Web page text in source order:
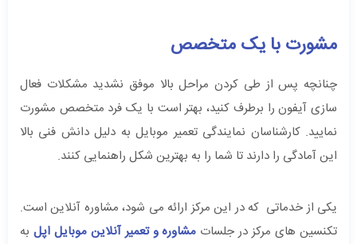
مشورت با یک متخصص
چنانچه پس از طی کردن مراحل بالا موفق نشدید مشکلات فعال
سازی آیفون‌ را برطرف کنید، بهتر است با یک فرد متخصص مشورت
نمایید. کارشناسان نمایندگی تعمیر موبایل به دلیل دانش فنی بالا
این آمادگی را دارند تا شما را به بهترین شکل راهنمایی کنند.
یکی از خدماتی که در این مرکز ارائه می شود، مشاوره آنلاین است.
تکنسین‌ های مرکز در جلسات مشاوره و تعمیر آنلاین موبایل اپل به